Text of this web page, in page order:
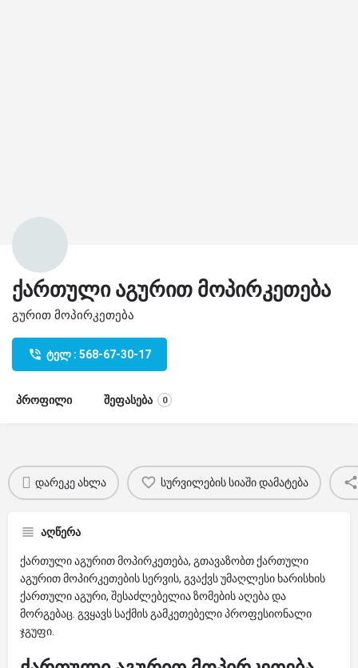
ქართული აგურით მოპირკეთება
გურით მოპირკეთება
ტელ : 568-67-30-17
პროფილი შეფასება 0
დარეკე ახლა სურვილების სიაში დამატება
აღწერა
ქართული აგურით მოპირკეთება, გთავაზობთ ქართული
აგურით მოპირკეთების სერვის, გვაქვს უმაღლესი ხარისხის
ქართული აგური, შესაძლებელია ზომების აღება და
მორგებაც. გვყავს საქმის გამკეთებელი პროფესიონალი
ჯგუფი.